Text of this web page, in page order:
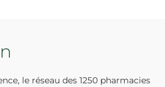
le réseau des 1250 pharmacies